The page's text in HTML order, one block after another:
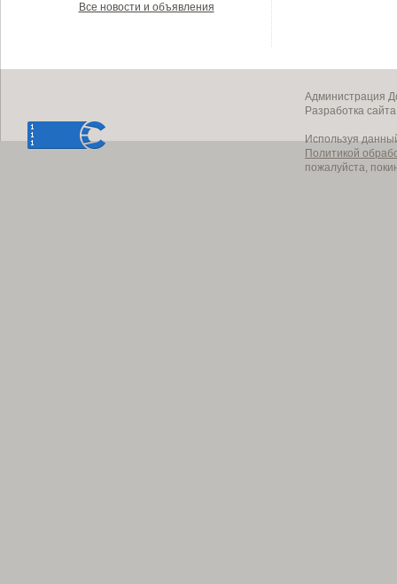
Все новости и объявления
Администрация
Разработка
Используя
Политикой
пожалуйста,